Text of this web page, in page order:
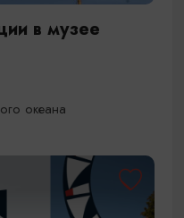
в музее
океана